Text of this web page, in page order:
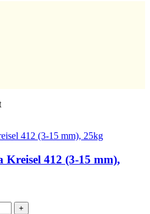
Kreisel 412 (3-15 mm),
+